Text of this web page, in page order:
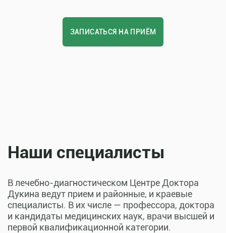
ЗАПИСАТЬСЯ НА ПРИЁМ
Наши специалисты
В лечебно-диагностическом Центре Доктора
Дукина ведут прием и районные, и краевые
специалисты. В их числе — профессора, доктора
и кандидаты медицинских наук, врачи высшей и
первой квалификационной категории.